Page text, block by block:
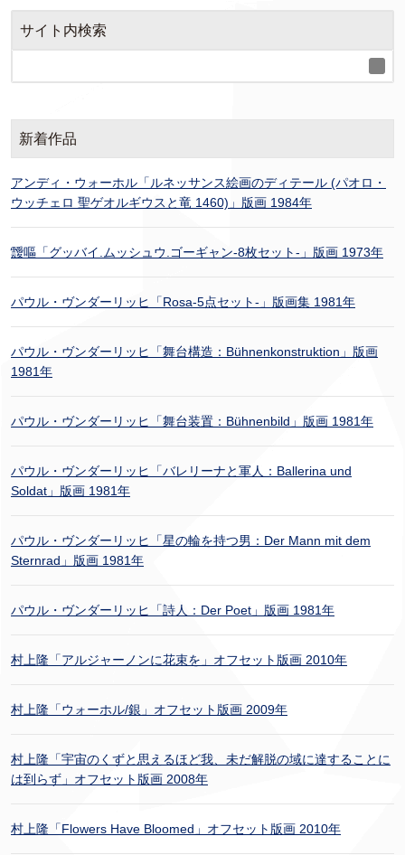
サイト内検索
新着作品
アンディ・ウォーホル「ルネッサンス絵画のディテール (パオロ・
ウッチェロ 聖ゲオルギウスと竜 1460)」版画 1984年
靉嘔「グッバイ.ムッシュウ.ゴーギャン-8枚セット-」版画 1973年
パウル・ヴンダーリッヒ「Rosa-5点セット-」版画集 1981年
パウル・ヴンダーリッヒ「舞台構造：Bühnenkonstruktion」版画
1981年
パウル・ヴンダーリッヒ「舞台装置：Bühnenbild」版画 1981年
パウル・ヴンダーリッヒ「バレリーナと軍人：Ballerina und
Soldat」版画 1981年
パウル・ヴンダーリッヒ「星の輪を持つ男：Der Mann mit dem
Sternrad」版画 1981年
パウル・ヴンダーリッヒ「詩人：Der Poet」版画 1981年
村上隆「アルジャーノンに花束を」オフセット版画 2010年
村上隆「ウォーホル/銀」オフセット版画 2009年
村上隆「宇宙のくずと思えるほど我、未だ解脱の域に達することに
は到らず」オフセット版画 2008年
村上隆「Flowers Have Bloomed」オフセット版画 2010年